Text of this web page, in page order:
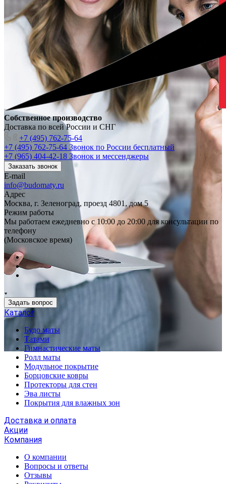
Собственное производство
Доставка по всей России и СНГ
+7 (495) 762-75-64
+7 (495) 762-75-64 Звонок по России бесплатный
+7 (965) 404-42-18 Звонок и мессенджеры
Заказать звонок
E-mail
info@budomaty.ru
Адрес
Москва, г. Зеленоград, проезд 4801, дом 5
Режим работы
Мы работаем ежедневно с 10:00 до 20:00 для консультации по
телефону
(Московское время)
Задать вопрос
Каталог
Будо маты
Татами
Гимнастические маты
Ролл маты
Модульное покрытие
Борцовские ковры
Протекторы для стен
Эва листы
Покрытия для влажных зон
Доставка и оплата
Акции
Компания
О компании
Вопросы и ответы
Отзывы